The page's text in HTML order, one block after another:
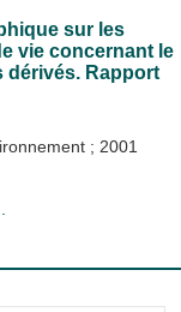
sur les
vie concernant le
dérivés. Rapport
; 2001